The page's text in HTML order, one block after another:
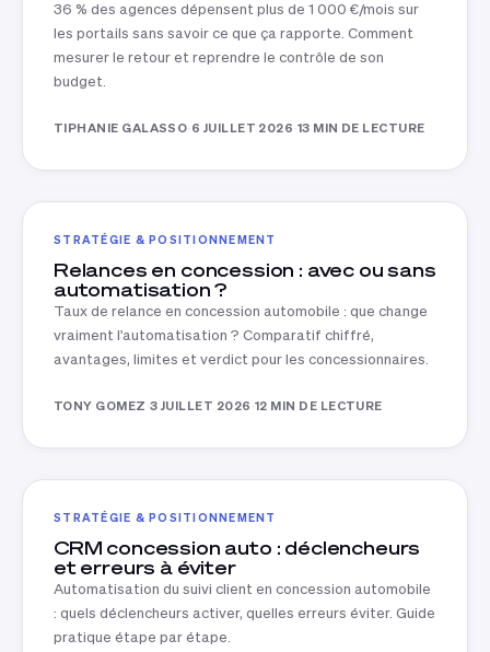
36 % des agences dépensent plus de 1 000 €/mois sur
les portails sans savoir ce que ça rapporte. Comment
mesurer le retour et reprendre le contrôle de son
budget.
TIPHANIE GALASSO· 6 JUILLET 2026·13 MIN DE LECTURE
STRATÉGIE & POSITIONNEMENT
Relances en concession : avec ou sans
automatisation ?
Taux de relance en concession automobile : que change
vraiment l'automatisation ? Comparatif chiffré,
avantages, limites et verdict pour les concessionnaires.
TONY GOMEZ ·3 JUILLET 2026 ·12 MIN DE LECTURE
STRATÉGIE & POSITIONNEMENT
CRM concession auto : déclencheurs
et erreurs à éviter
Automatisation du suivi client en concession automobile
: quels déclencheurs activer, quelles erreurs éviter. Guide
pratique étape par étape.